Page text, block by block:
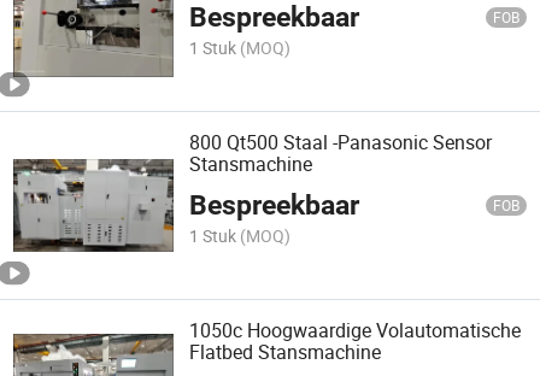
Bespreekbaar FOB
1 Stuk (MOQ)
800 Qt500 Staal -Panasonic Sensor
Stansmachine
Bespreekbaar FOB
1 Stuk (MOQ)
1050c Hoogwaardige Volautomatische
Flatbed Stansmachine